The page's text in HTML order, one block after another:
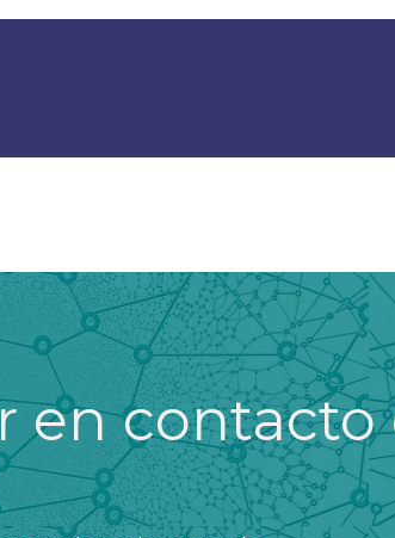
en